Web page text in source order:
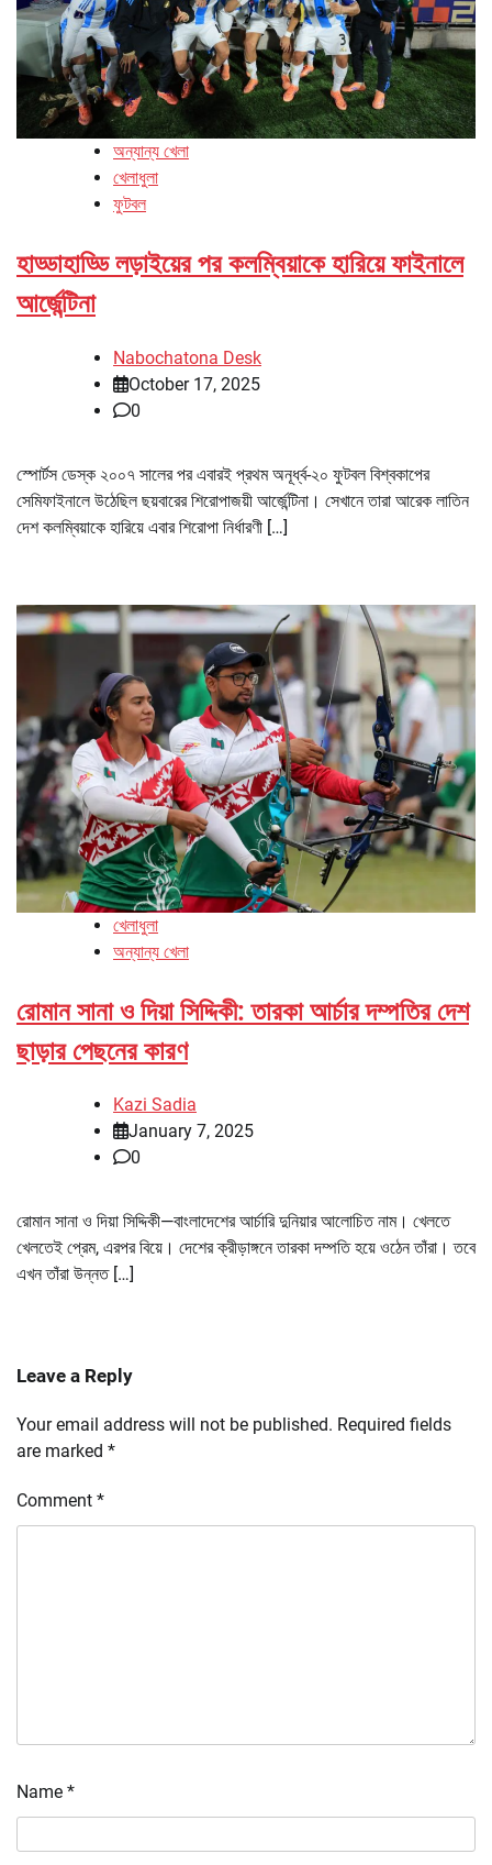
অন্যান্য খেলা
খেলাধুলা
ফুটবল
হাড্ডাহাড্ডি লড়াইয়ের পর কলম্বিয়াকে হারিয়ে ফাইনালে
আর্জেন্টিনা
Nabochatona Desk
October 17, 2025
0
স্পোর্টস ডেস্ক ২০০৭ সালের পর এবারই প্রথম অনূর্ধ্ব-২০ ফুটবল বিশ্বকাপের
সেমিফাইনালে উঠেছিল ছয়বারের শিরোপাজয়ী আর্জেন্টিনা। সেখানে তারা আরেক লাতিন
দেশ কলম্বিয়াকে হারিয়ে এবার শিরোপা নির্ধারণী […]
খেলাধুলা
অন্যান্য খেলা
রোমান সানা ও দিয়া সিদ্দিকী: তারকা আর্চার দম্পতির দেশ
ছাড়ার পেছনের কারণ
Kazi Sadia
January 7, 2025
0
রোমান সানা ও দিয়া সিদ্দিকী—বাংলাদেশের আর্চারি দুনিয়ার আলোচিত নাম। খেলতে
খেলতেই প্রেম, এরপর বিয়ে। দেশের ক্রীড়াঙ্গনে তারকা দম্পতি হয়ে ওঠেন তাঁরা। তবে
এখন তাঁরা উন্নত […]
Leave a Reply
Your email address will not be published. Required fields
are marked *
Comment *
Name *